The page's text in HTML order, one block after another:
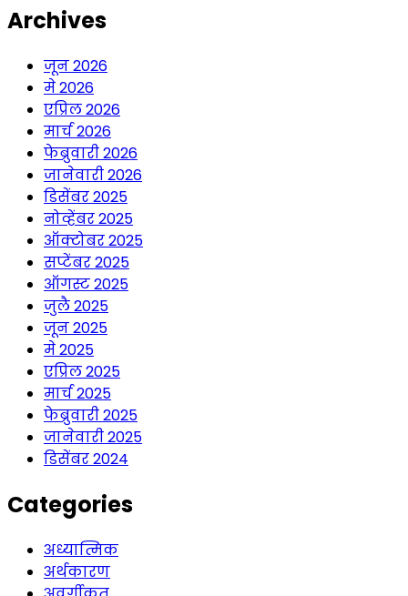
Archives
जून 2026
मे 2026
एप्रिल 2026
मार्च 2026
फेब्रुवारी 2026
जानेवारी 2026
डिसेंबर 2025
नोव्हेंबर 2025
ऑक्टोबर 2025
सप्टेंबर 2025
ऑगस्ट 2025
जुलै 2025
जून 2025
मे 2025
एप्रिल 2025
मार्च 2025
फेब्रुवारी 2025
जानेवारी 2025
डिसेंबर 2024
Categories
अध्यात्मिक
अर्थकारण